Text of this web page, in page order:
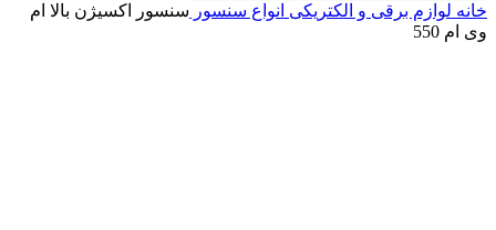
خانه لوازم برقی و الکتریکی انواع سنسور سنسور اکسیژن بالا ام
وی ام 550